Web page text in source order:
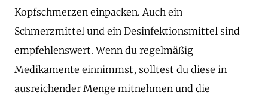
Kopfschmerzen einpacken. Auch ein
Schmerzmittel und ein Desinfektionsmittel sind
empfehlenswert. Wenn du regelmäßig
Medikamente einnimmst, solltest du diese in
ausreichender Menge mitnehmen und die